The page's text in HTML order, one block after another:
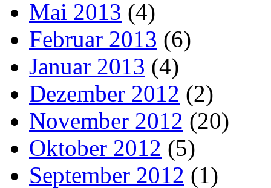
Mai 2013 (4)
Februar 2013 (6)
Januar 2013 (4)
Dezember 2012 (2)
November 2012 (20)
Oktober 2012 (5)
September 2012 (1)